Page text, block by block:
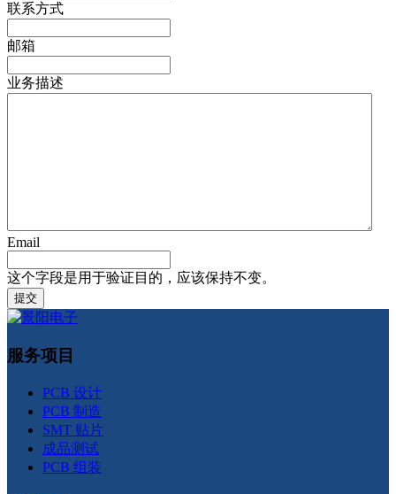
联系方式
邮箱
业务描述
Email
这个字段是用于验证目的，应该保持不变。
服务项目
PCB 设计
PCB 制造
SMT 贴片
成品测试
PCB 组装